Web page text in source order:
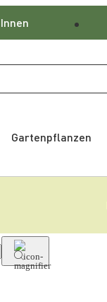
Gartenpflanzen